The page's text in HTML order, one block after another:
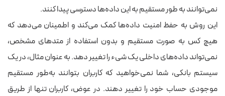
نمی‌توانند به طور مستقیم به این داده‌ها دسترسی پیدا کنند.
این روش به حفظ امنیت داده‌ها کمک می‌کند و اطمینان می‌دهد که
هیچ کس به صورت مستقیم و بدون استفاده از متدهای مشخص،
نمی‌تواند داده‌های داخلی یک شیء را تغییر دهد. به عنوان مثال، در یک
سیستم بانکی، شما نمی‌خواهید که کاربران بتوانند به‌طور مستقیم
موجودی حساب خود را تغییر دهند. در عوض، کاربران تنها از طریق